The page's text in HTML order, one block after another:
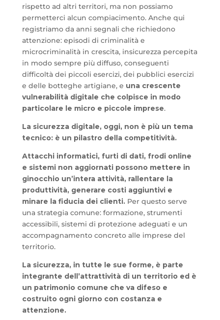
rispetto ad altri territori, ma non possiamo
permetterci alcun compiacimento. Anche qui
registriamo da anni segnali che richiedono
attenzione: episodi di criminalità e
microcriminalità in crescita, insicurezza percepita
in modo sempre più diffuso, conseguenti
difficoltà dei piccoli esercizi, dei pubblici esercizi
e delle botteghe artigiane, e una crescente
vulnerabilità digitale che colpisce in modo
particolare le micro e piccole imprese.
La sicurezza digitale, oggi, non è più un tema
tecnico: è un pilastro della competitività.
Attacchi informatici, furti di dati, frodi online
e sistemi non aggiornati possono mettere in
ginocchio un’intera attività, rallentare la
produttività, generare costi aggiuntivi e
minare la fiducia dei clienti.Per questo serve
una strategia comune: formazione, strumenti
accessibili, sistemi di protezione adeguati e un
accompagnamento concreto alle imprese del
territorio.
La sicurezza, in tutte le sue forme, è parte
integrante dell’attrattività di un territorio ed è
un patrimonio comune che va difeso e
costruito ogni giorno con costanza e
attenzione.